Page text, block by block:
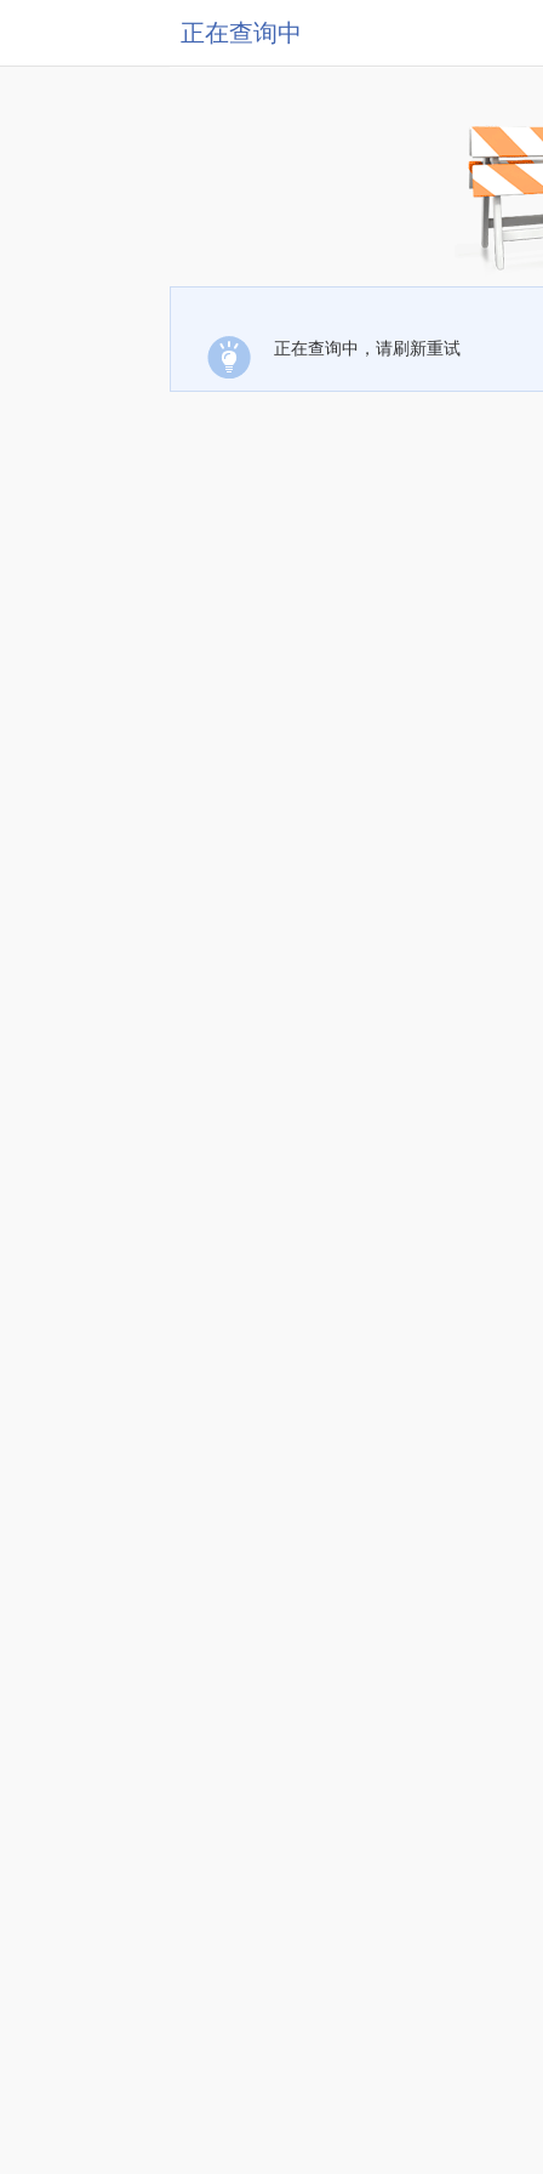
正在查询中
正在查询中，请刷新重试